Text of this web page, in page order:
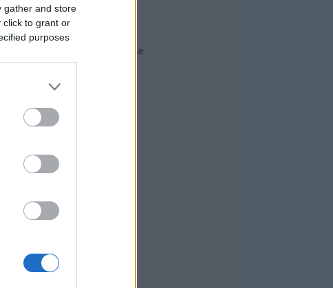
gather and store
click to grant or
purposes
sencillos pasos
Szerszámos szekrény
Radiális kompresszor
Kompresszorok működése
FRISS TOPIKOK
ARCHÍVUM
2026 június
2026 május
2026 március
2026 február
2025 november
2025 október